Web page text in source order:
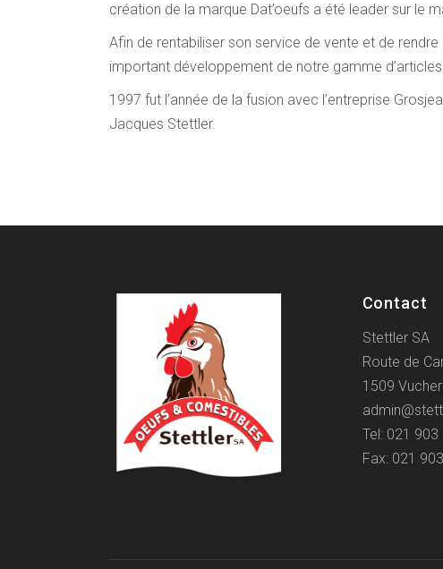
création de la marque Dat’oeufs a été leader sur le
Afin de rentabiliser son service de vente et de
important développement de notre gamme
1997 fut l’année de la fusion avec l’entreprise
Jacques Stettler.
Contact
Stettler SA
Route de
1509
Tel: 021 903
Fax: 021